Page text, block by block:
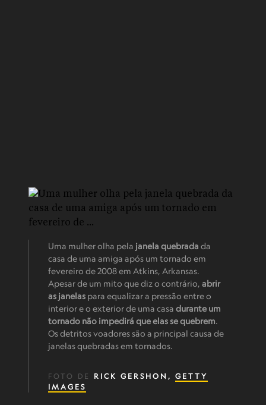
Uma mulher olha pela janela quebrada da
casa de uma amiga após um tornado em
fevereiro de 2008 em Atkins, Arkansas.
Apesar de um mito que diz o contrário, abrir
as janelas para equalizar a pressão entre o
interior e o exterior de uma casa durante um
tornado não impedirá que elas se quebrem.
Os detritos voadores são a principal causa de
janelas quebradas em tornados.
FOTO DE RICK GERSHON, GETTY
IMAGES